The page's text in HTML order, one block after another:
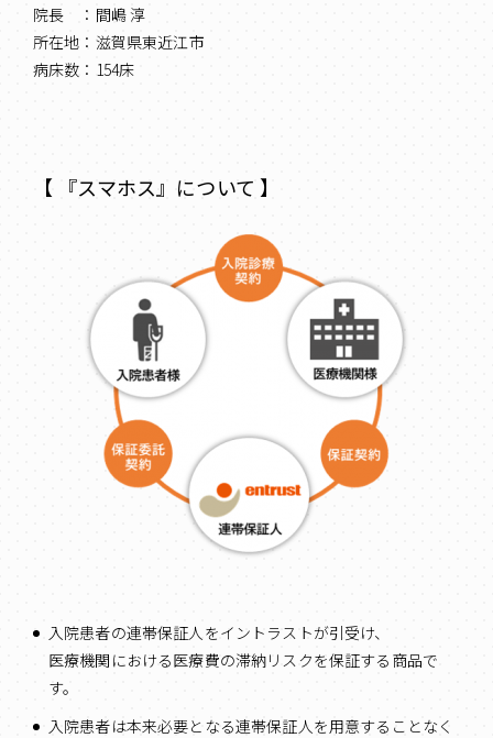
院長 ：間嶋 淳
所在地：滋賀県東近江市
病床数：154床
【 『スマホス』について 】
入院患者の連帯保証人をイントラストが引受け、
医療機関における医療費の滞納リスクを保証する商品で
す。
入院患者は本来必要となる連帯保証人を用意することなく